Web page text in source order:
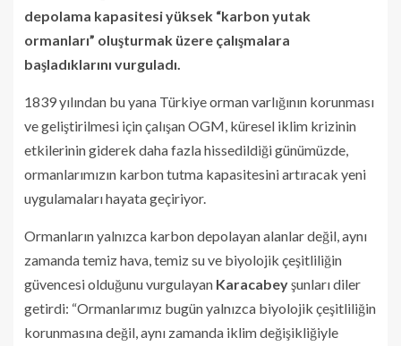
depolama kapasitesi yüksek “karbon yutak
ormanları” oluşturmak üzere çalışmalara
başladıklarını vurguladı.
1839 yılından bu yana Türkiye orman varlığının korunması
ve geliştirilmesi için çalışan OGM, küresel iklim krizinin
etkilerinin giderek daha fazla hissedildiği günümüzde,
ormanlarımızın karbon tutma kapasitesini artıracak yeni
uygulamaları hayata geçiriyor.
Ormanların yalnızca karbon depolayan alanlar değil, aynı
zamanda temiz hava, temiz su ve biyolojik çeşitliliğin
güvencesi olduğunu vurgulayan Karacabeyşunları diler
getirdi: “Ormanlarımız bugün yalnızca biyolojik çeşitliliğin
korunmasına değil, aynı zamanda iklim değişikliğiyle